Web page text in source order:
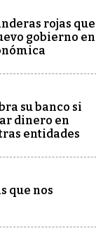
rojas que
gobierno en
su banco si
dinero en
entidades
que nos